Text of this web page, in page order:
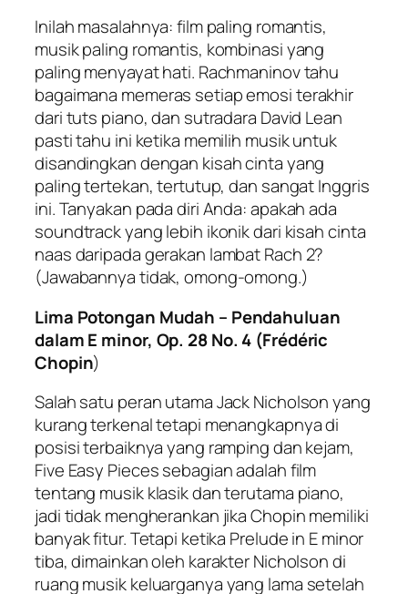
Inilah masalahnya: film paling romantis,
musik paling romantis, kombinasi yang
paling menyayat hati. Rachmaninov tahu
bagaimana memeras setiap emosi terakhir
dari tuts piano, dan sutradara David Lean
pasti tahu ini ketika memilih musik untuk
disandingkan dengan kisah cinta yang
paling tertekan, tertutup, dan sangat Inggris
ini. Tanyakan pada diri Anda: apakah ada
soundtrack yang lebih ikonik dari kisah cinta
naas daripada gerakan lambat Rach 2?
(Jawabannya tidak, omong-omong.)
Lima Potongan Mudah – Pendahuluan
dalam E minor, Op. 28 No. 4 (Frédéric
Chopin)
Salah satu peran utama Jack Nicholson yang
kurang terkenal tetapi menangkapnya di
posisi terbaiknya yang ramping dan kejam,
Five Easy Pieces sebagian adalah film
tentang musik klasik dan terutama piano,
jadi tidak mengherankan jika Chopin memiliki
banyak fitur. Tetapi ketika Prelude in E minor
tiba, dimainkan oleh karakter Nicholson di
ruang musik keluarganya yang lama setelah